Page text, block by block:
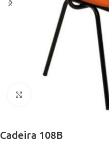
Cadeira 108B